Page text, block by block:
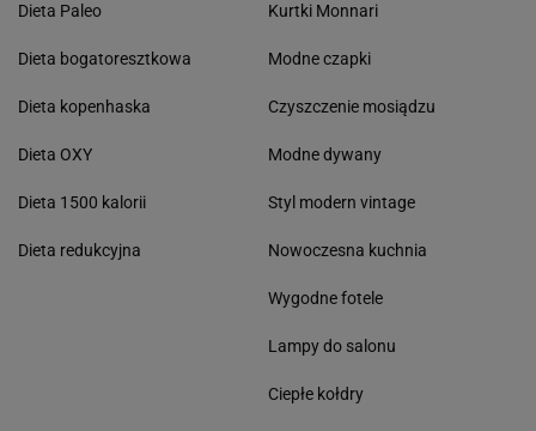
Dieta Paleo
Dieta bogatoresztkowa
Dieta kopenhaska
Dieta OXY
Dieta 1500 kalorii
Dieta redukcyjna
Kurtki Monnari
Modne czapki
Czyszczenie mosiądzu
Modne dywany
Styl modern vintage
Nowoczesna kuchnia
Wygodne fotele
Lampy do salonu
Ciepłe kołdry